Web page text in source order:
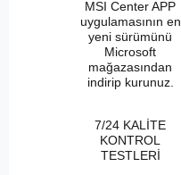
MSI Center APP
uygulamasının en
yeni sürümünü
Microsoft
mağazasından
indirip kurunuz.
7/24 KALİTE
KONTROL
TESTLERİ